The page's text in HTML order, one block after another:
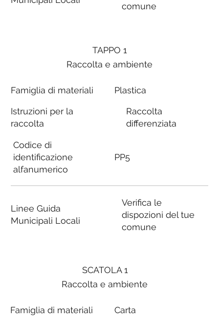
comune
SCATOLA 1
Raccolta e ambiente
Famiglia di materiali Carta
TAPPO 1
Raccolta e ambiente
Famiglia di materiali
Istruzioni per la
raccolta
Codice di
identificazione
alfanumerico
Linee Guida
Municipali Locali
Plastica
Raccolta
differenziata
PP5
Verifica le
dispozioni del tue
comune